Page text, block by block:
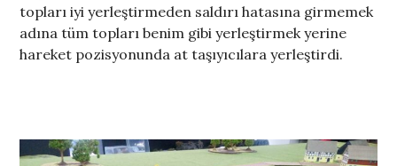
topları iyi yerleştirmeden saldırı hatasına girmemek
adına tüm topları benim gibi yerleştirmek yerine
hareket pozisyonunda at taşıyıcılara yerleştirdi.